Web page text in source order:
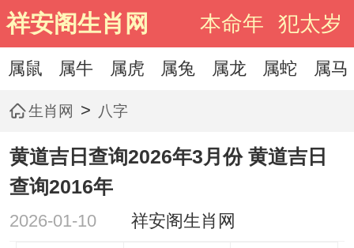
祥安阁生肖网 本命年 犯太岁
属鼠 属牛 属虎 属兔 属龙 属蛇 属马
生肖网 > 八字
黄道吉日查询2026年3月份 黄道吉日
查询2016年
2026-01-10 祥安阁生肖网